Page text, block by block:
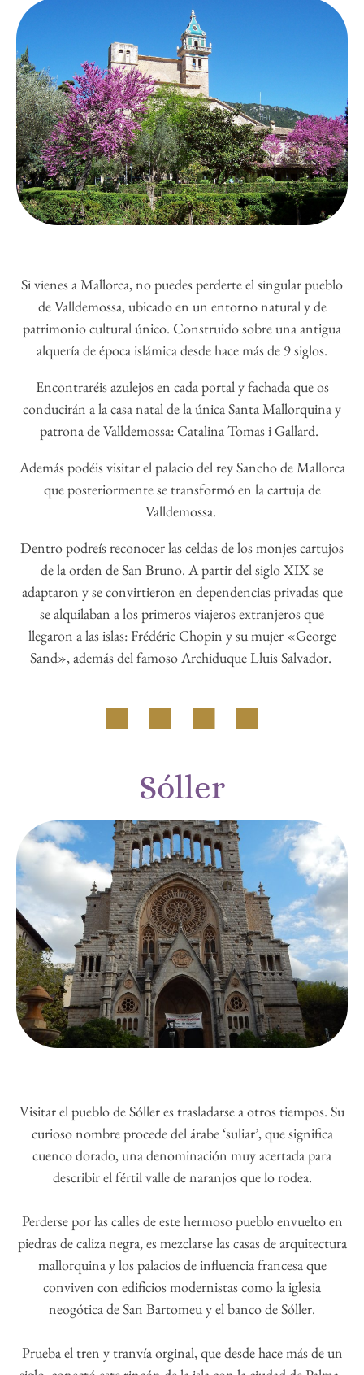
Si vienes a Mallorca, no puedes perderte el singular pueblo
de Valldemossa, ubicado en un entorno natural y de
patrimonio cultural único. Construido sobre una antigua
alquería de época islámica desde hace más de 9 siglos.
Encontraréis azulejos en cada portal y fachada que os
conducirán a la casa natal de la única Santa Mallorquina y
patrona de Valldemossa: Catalina Tomas i Gallard.
Además podéis visitar el palacio del rey Sancho de Mallorca
que posteriormente se transformó en la cartuja de
Valldemossa.
Dentro podreís reconocer las celdas de los monjes cartujos
de la orden de San Bruno. A partir del siglo XIX se
adaptaron y se convirtieron en dependencias privadas que
se alquilaban a los primeros viajeros extranjeros que
llegaron a las islas: Frédéric Chopin y su mujer «George
Sand», además del famoso Archiduque Lluis Salvador.
Visitar el pueblo de Sóller es trasladarse a otros tiempos. Su
curioso nombre procede del árabe ‘suliar’, que significa
cuenco dorado, una denominación muy acertada para
describir el fértil valle de naranjos que lo rodea.
Perderse por las calles de este hermoso pueblo envuelto en
piedras de caliza negra, es mezclarse las casas de arquitectura
mallorquina y los palacios de influencia francesa que
conviven con edificios modernistas como la iglesia
neogótica de San Bartomeu y el banco de Sóller.
Prueba el tren y tranvía orginal, que desde hace más de un
Sóller